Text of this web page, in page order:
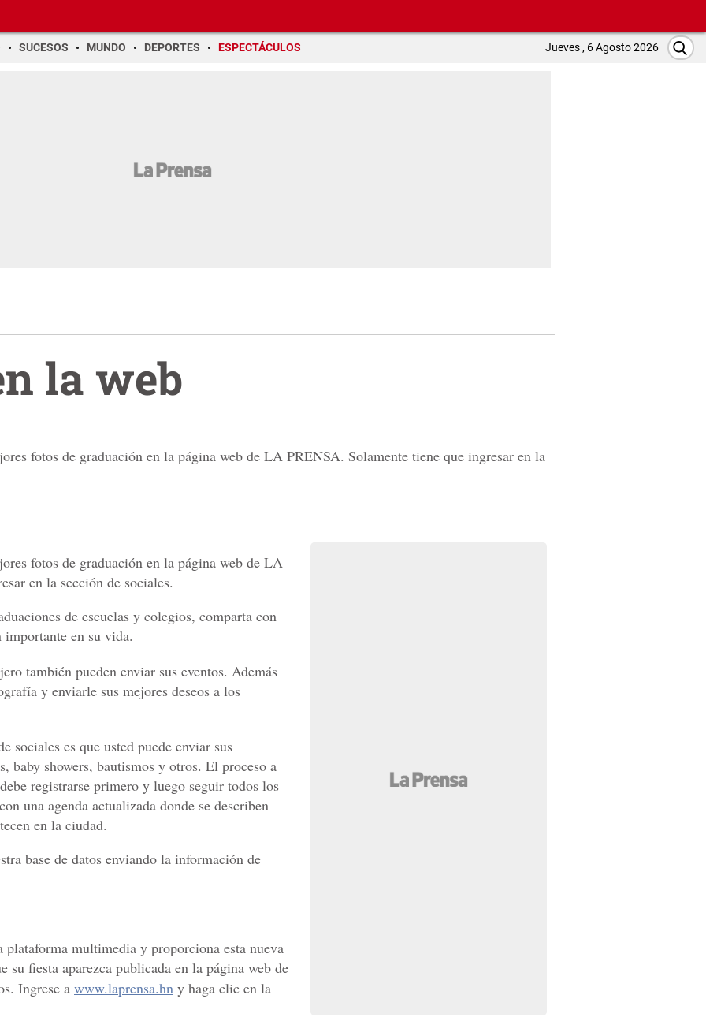
SUCESOS MUNDO DEPORTES ESPECTÁCULOS Jueves , 6 Agosto 2026
la web
fotos de graduación en la página web de LA PRENSA. Solamente tiene que ingresar en la
fotos de graduación en la página web de LA
en la sección de sociales.
de escuelas y colegios, comparta con
en su vida.
también pueden enviar sus eventos. Además
y enviarle sus mejores deseos a los
sociales es que usted puede enviar sus
baby showers, bautismos y otros. El proceso a
registrarse primero y luego seguir todos los
una agenda actualizada donde se describen
en la ciudad.
base de datos enviando la información de
multimedia y proporciona esta nueva
su fiesta aparezca publicada en la página web de
Ingrese a www.laprensa.hn y haga clic en la